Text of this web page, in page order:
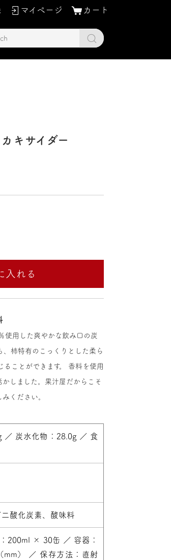
マイページ カート
キサイダー
入れる
使用した爽やかな飲み口の炭
、柿特有のこっくりとした柔ら
ことができます。 香料を使用
しました。果汁屋だからこそ
ください。
／ 炭水化物：28.0g ／ 食
酸化炭素、酸味料
200ml × 30缶 ／ 容器：
） ／ 保存方法：直射